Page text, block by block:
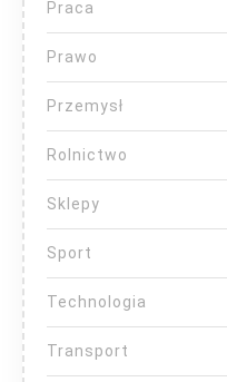
Praca
Prawo
Przemysł
Rolnictwo
Sklepy
Sport
Technologia
Transport